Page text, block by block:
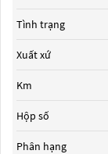
Tình trạng
Xuất xứ
Km
Hộp số
Phân hạng